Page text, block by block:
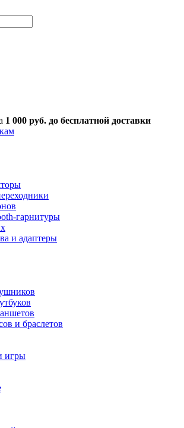
1 000 руб. до бесплатной доставки
гарнитуры
и адаптеры
и браслетов
игры